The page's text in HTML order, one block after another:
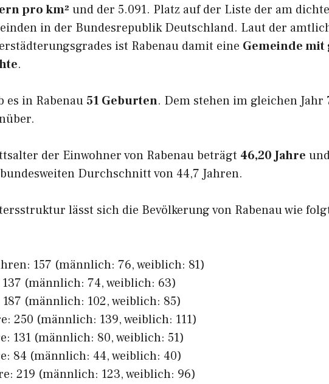
pro km² und der 5.091. Platz auf der Liste der am
in der Bundesrepublik Deutschland. Laut der
ist Rabenau damit eine Gemeinde mit
.
es in Rabenau 51 Geburten. Dem stehen im gleichen Jahr
der Einwohner von Rabenau beträgt 46,20 Jahre
Durchschnitt von 44,7 Jahren.
lässt sich die Bevölkerung von Rabenau wie
157 (männlich: 76, weiblich: 81)
137 (männlich: 74, weiblich: 63)
187 (männlich: 102, weiblich: 85)
250 (männlich: 139, weiblich: 111)
131 (männlich: 80, weiblich: 51)
84 (männlich: 44, weiblich: 40)
219 (männlich: 123, weiblich: 96)